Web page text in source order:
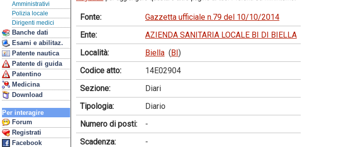
Amministrativi
Polizia locale
Dirigenti medici
Banche dati
Esami e abilitaz.
Patente nautica
Patente di guida
Patentino
Medicina
Download
Per interagire
Forum
Registrati
Facebook
Fonte:
Gazzetta ufficiale n.79 del 10/10/2014
Ente:
AZIENDA SANITARIA LOCALE BI DI BIELLA
Località:
Biella (BI)
Codice atto:
14E02904
Sezione:
Diari
Tipologia:
Diario
Numero di posti:
-
Scadenza:
-